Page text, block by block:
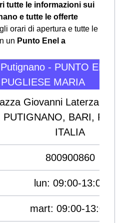
tutte le informazioni sui
e tutte le offerte
orari di apertura e tutte le
un Punto Enel a
- PUNTO
PUGLIESE MARIA
Giovanni Laterza, 14,
PUTIGNANO, BARI,
ITALIA
800900860
lun: 09:00-13:00
mart: 09:00-13:00